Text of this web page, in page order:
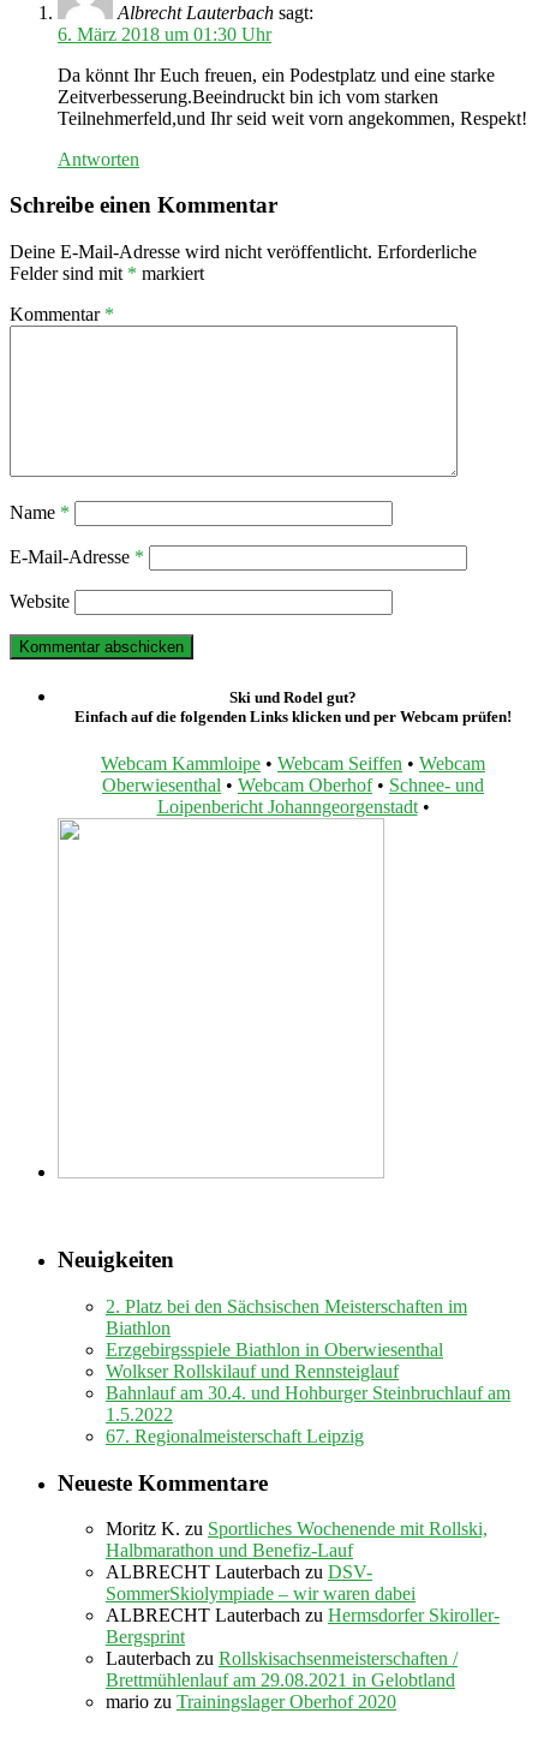
Albrecht Lauterbach sagt:
6. März 2018 um 01:30 Uhr
Da könnt Ihr Euch freuen, ein Podestplatz und eine starke
Zeitverbesserung.Beeindruckt bin ich vom starken
Teilnehmerfeld,und Ihr seid weit vorn angekommen, Respekt!
Antworten
Schreibe einen Kommentar
Deine E-Mail-Adresse wird nicht veröffentlicht. Erforderliche
Felder sind mit * markiert
Kommentar *
Name *
E-Mail-Adresse *
Website
Ski und Rodel gut?
Einfach auf die folgenden Links klicken und per Webcam prüfen!
Webcam Kammloipe • Webcam Seiffen • Webcam
Oberwiesenthal • Webcam Oberhof• Schnee- und
Loipenbericht Johanngeorgenstadt•
Neuigkeiten
2. Platz bei den Sächsischen Meisterschaften im
Biathlon
Erzgebirgsspiele Biathlon in Oberwiesenthal
Wolkser Rollskilauf und Rennsteiglauf
Bahnlauf am 30.4. und Hohburger Steinbruchlauf am
1.5.2022
67. Regionalmeisterschaft Leipzig
Neueste Kommentare
Moritz K. zu Sportliches Wochenende mit Rollski,
Halbmarathon und Benefiz-Lauf
ALBRECHT Lauterbach zu DSV-
SommerSkiolympiade – wir waren dabei
ALBRECHT Lauterbach zu Hermsdorfer Skiroller-
Bergsprint
Lauterbach zu Rollskisachsenmeisterschaften /
Brettmühlenlauf am 29.08.2021 in Gelobtland
mario zu Trainingslager Oberhof 2020